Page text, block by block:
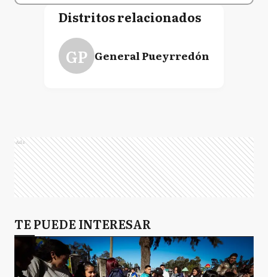
Distritos relacionados
GP General Pueyrredón
Ads
TE PUEDE INTERESAR